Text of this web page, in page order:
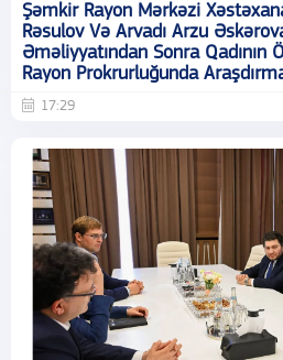
Şəmkir Rayon Mərkəzi
Rəsulov Və Arvadı Arzu
Əməliyyatından Sonra Qadının
Rayon Prokrurluğunda
17:29